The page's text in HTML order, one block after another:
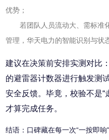
优势；
若团队人员流动大、需标准
管理，华天电力的智能识别与状
建议在决策前安排实测对比
的避雷器计数器进行触发测
安全反馈。毕竟，校验不是“
才算完成任务。
结语：口碑藏在每一次“一按即响